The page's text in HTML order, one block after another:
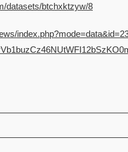
datasets/btchxktzyw/8